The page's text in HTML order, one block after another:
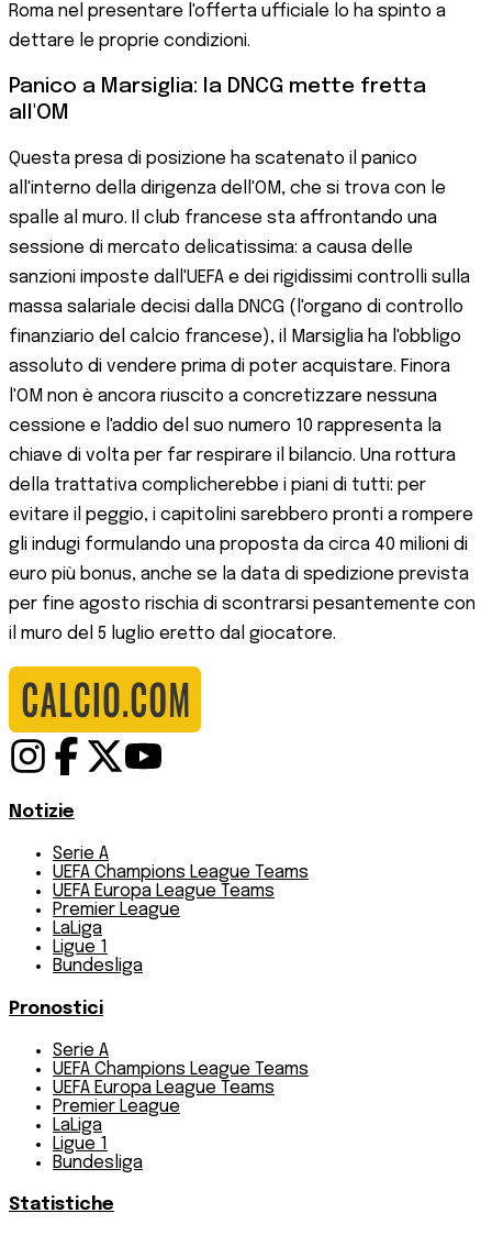
Roma nel presentare l'offerta ufficiale lo ha spinto a
dettare le proprie condizioni.
Panico a Marsiglia: la DNCG mette fretta
all'OM
Questa presa di posizione ha scatenato il panico
all'interno della dirigenza dell'OM, che si trova con le
spalle al muro. Il club francese sta affrontando una
sessione di mercato delicatissima: a causa delle
sanzioni imposte dall'UEFA e dei rigidissimi controlli sulla
massa salariale decisi dalla DNCG (l'organo di controllo
finanziario del calcio francese), il Marsiglia ha l'obbligo
assoluto di vendere prima di poter acquistare. Finora
l'OM non è ancora riuscito a concretizzare nessuna
cessione e l'addio del suo numero 10 rappresenta la
chiave di volta per far respirare il bilancio. Una rottura
della trattativa complicherebbe i piani di tutti: per
evitare il peggio, i capitolini sarebbero pronti a rompere
gli indugi formulando una proposta da circa 40 milioni di
euro più bonus, anche se la data di spedizione prevista
per fine agosto rischia di scontrarsi pesantemente con
il muro del 5 luglio eretto dal giocatore.
Notizie
Serie A
UEFA Champions League Teams
UEFA Europa League Teams
Premier League
LaLiga
Ligue 1
Bundesliga
Pronostici
Serie A
UEFA Champions League Teams
UEFA Europa League Teams
Premier League
LaLiga
Ligue 1
Bundesliga
Statistiche